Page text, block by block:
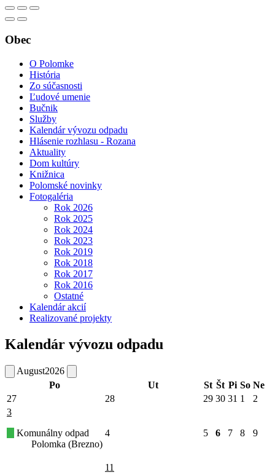
Obec
O Polomke
História
Zo súčasnosti
Ľudové umenie
Bučnik
Služby
Kalendár vývozu odpadu
Hlásenie rozhlasu - Rozana
Aktuality
Dom kultúry
Knižnica
Polomské novinky
Fotogaléria
Rok 2026
Rok 2025
Rok 2024
Rok 2023
Rok 2019
Rok 2018
Rok 2017
Rok 2016
Ostatné
Kalendár akcií
Realizované projekty
Kalendár vývozu odpadu
August2026
Po
Ut St Št Pi So Ne
27
28 29 30 31 1
2
3
Komunálny odpad
Polomka (Brezno)
4 5 6 7 8 9
11